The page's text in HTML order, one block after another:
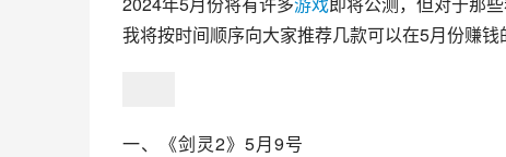
我将按时间顺序向大家推荐几款可以在5月份赚钱
一、《剑灵2》5月9号